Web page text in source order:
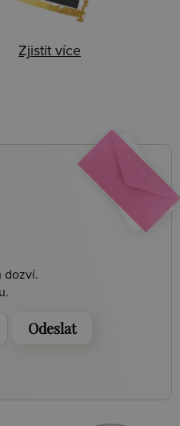
Zjistit více
dozví.
Odeslat